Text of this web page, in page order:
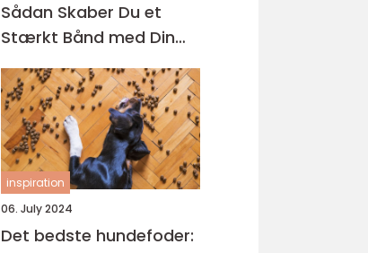
Sådan Skaber Du et
Stærkt Bånd med Din
Hund
inspiration
06. July 2024
Det bedste hundefoder: